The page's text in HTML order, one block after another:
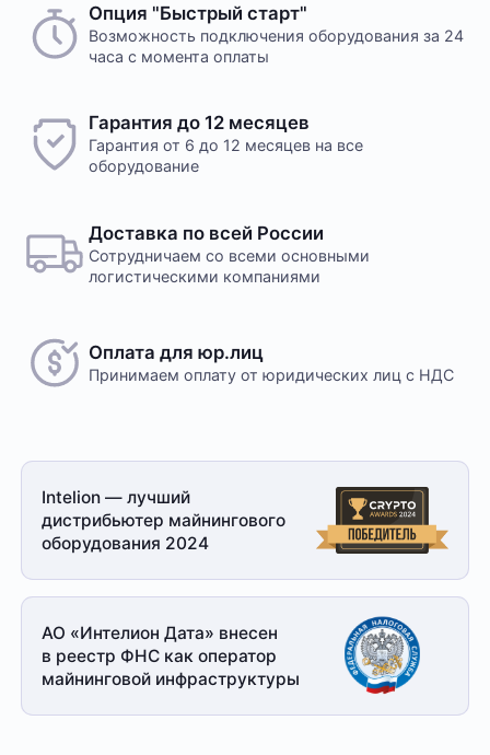
Опция "Быстрый старт"
Возможность подключения оборудования за 24
часа с момента оплаты
Гарантия до 12 месяцев
Гарантия от 6 до 12 месяцев на все
оборудование
Доставка по всей России
Сотрудничаем со всеми основными
логистическими компаниями
Оплата для юр.лиц
Принимаем оплату от юридических лиц с НДС
Intelion — лучший
дистрибьютер майнингового
оборудования 2024
АО «Интелион Дата» внесен
в реестр ФНС как оператор
майнинговой инфраструктуры